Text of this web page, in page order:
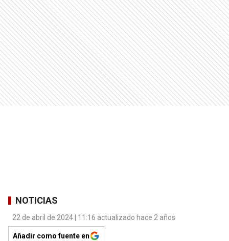
NOTICIAS
22 de abril de 2024 | 11:16 actualizado hace 2 años
Añadir como fuente en